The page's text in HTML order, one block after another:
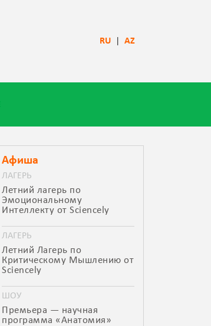
RU| AZ
Афиша
ЛАГЕРЬ
Летний лагерь по
Эмоциональному
Интеллекту от Sciencely
ЛАГЕРЬ
Летний Лагерь по
Критическому Мышлению от
Sciencely
ШОУ
Премьера — научная
программа «Анатомия»